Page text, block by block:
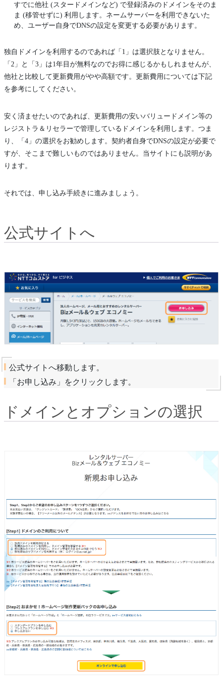
すでに他社 (スタードメインなど) で登録済みのドメインをそのま
ま (移管せずに) 利用します。ネームサーバーを利用できないた
め、ユーザー自身でDNSの設定を変更する必要があります。
独自ドメインを利用するのであれば「1」は選択肢となりません。
「2」と「3」は1年目が無料なのでお得に感じるかもしれませんが、
他社と比較して更新費用がやや高額です。更新費用については下記
を参考にしてください。
安く済ませたいのであれば、更新費用の安いバリュードメイン等の
レジストラ＆リセラーで管理しているドメインを利用します。つま
り、「4」の選択をお勧めします。契約者自身でDNSの設定が必要で
すが、そこまで難しいものではありません。当サイトにも説明があ
ります。
それでは、申し込み手続きに進みましょう。
公式サイトへ
公式サイトへ移動します。
「お申し込み」をクリックします。
ドメインとオプションの選択